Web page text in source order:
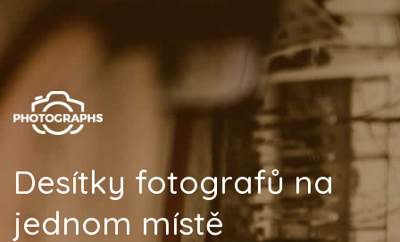
Desítky fotografů na
jednom místě